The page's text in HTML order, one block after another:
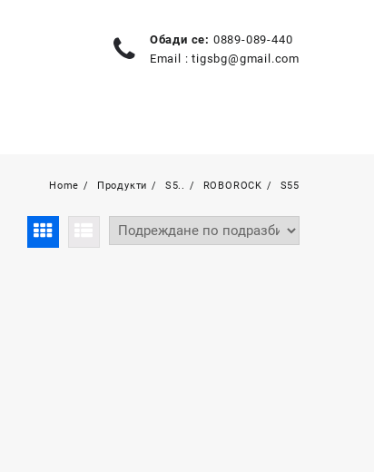
Обади се: 0889-089-440
Email :tigsbg@gmail.com
Home Продукти S5.. ROBOROCK S55